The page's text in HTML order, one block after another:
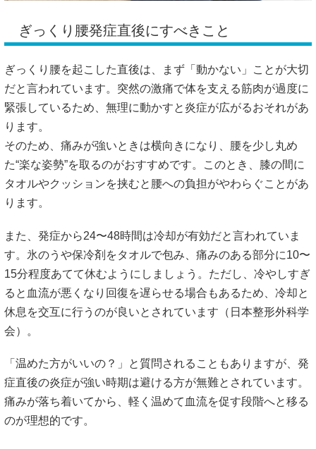
ぎっくり腰発症直後にすべきこと
ぎっくり腰を起こした直後は、まず「動かない」ことが大切
だと言われています。突然の激痛で体を支える筋肉が過度に
緊張しているため、無理に動かすと炎症が広がるおそれがあ
ります。
そのため、痛みが強いときは横向きになり、腰を少し丸め
た“楽な姿勢”を取るのがおすすめです。このとき、膝の間に
タオルやクッションを挟むと腰への負担がやわらぐことがあ
ります。
また、発症から24〜48時間は冷却が有効だと言われていま
す。氷のうや保冷剤をタオルで包み、痛みのある部分に10〜
15分程度あてて休むようにしましょう。ただし、冷やしすぎ
ると血流が悪くなり回復を遅らせる場合もあるため、冷却と
休息を交互に行うのが良いとされています（ 日本整形外科学
会）。
「温めた方がいいの？」と質問されることもありますが、発
症直後の炎症が強い時期は避ける方が無難とされています。
痛みが落ち着いてから、軽く温めて血流を促す段階へと移る
のが理想的です。